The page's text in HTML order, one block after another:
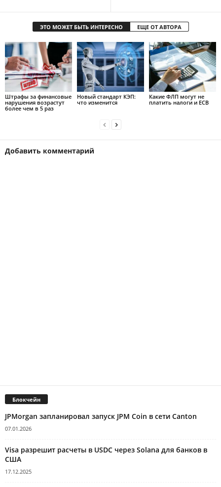
ЭТО МОЖЕТ БЫТЬ ИНТЕРЕСНО ЕЩЕ ОТ АВТОРА
Штрафы за финансовые
нарушения возрастут
более чем в 5 раз
Новый стандарт КЭП:
что изменится
Какие ФЛП могут не
платить налоги и ЕСВ
Добавить комментарий
Блокчейн
JPMorgan запланировал запуск JPM Coin в сети Canton
07.01.2026
Visa разрешит расчеты в USDC через Solana для банков в
США
17.12.2025